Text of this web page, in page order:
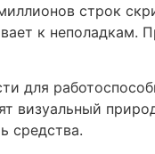
строк
к
для
визуальный
средства.